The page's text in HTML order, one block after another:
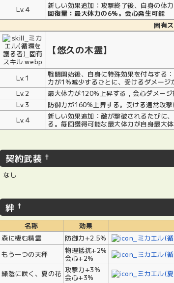
Lv.4
新しい効果追加：攻撃終了後、自身の体
回復量：最大体力の6%。会心発生可能
固有
【悠久の木霊】
Lv.1
戦闘開始後、自身に特殊効果を付与する
力が1%減少するごとに、受けるダメージ
Lv.2
最大体力が120%上昇する，会心ダメー
Lv.3
防御力が160%上昇する。受ける通常攻
Lv.4
新しい効果追加：敵が撃破されるたびに
る。毎回獲得可能な最大体力が自身最大
契約武装 †
なし
絆 †
名称 効果
森に棲む精霊
防御力+2.5%
もう一つの天秤
物理抵抗+2%
会心+2%
緑陰に咲く、夏の花 攻撃力+3%
会心+3%